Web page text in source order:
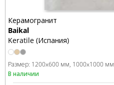
Керамогранит
Baikal
Keratile (Испания)
Размер: 1200x600 мм 1000x1000 мм
В наличии